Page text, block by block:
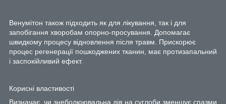
Венумітон також підходить як для лікування, так і для
запобігання хворобам опорно-просування. Допомагає
швидкому процесу відновлення після травм. Прискорює
процес регенерації пошкоджених тканин, має протизапальний
і заспокійливий ефект.
Корисні властивості
Визначає, чи знеболюювальна дія на суглоби зменшує спазми